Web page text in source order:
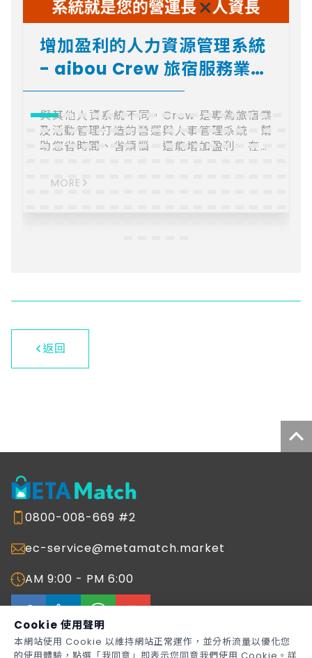
增加盈利的人力資源管理系統
- aibou Crew 旅宿服務業人
資系統
與其他人資系統不同，Crew 是專為旅宿業
及活動管理打造的營運與人事管理系統，幫
助您省時間、省煩惱，還能增加盈利。在大
+ 台灣唯一適合旅宿業及活動管理 + 員工也
MORE
返回
0800-008-669 #2
ec-service@metamatch.market
AM 9:00 - PM 6:00
Cookie 使用聲明
本網站使用 Cookie 以維持網站正常運作，並分析流量以優化您